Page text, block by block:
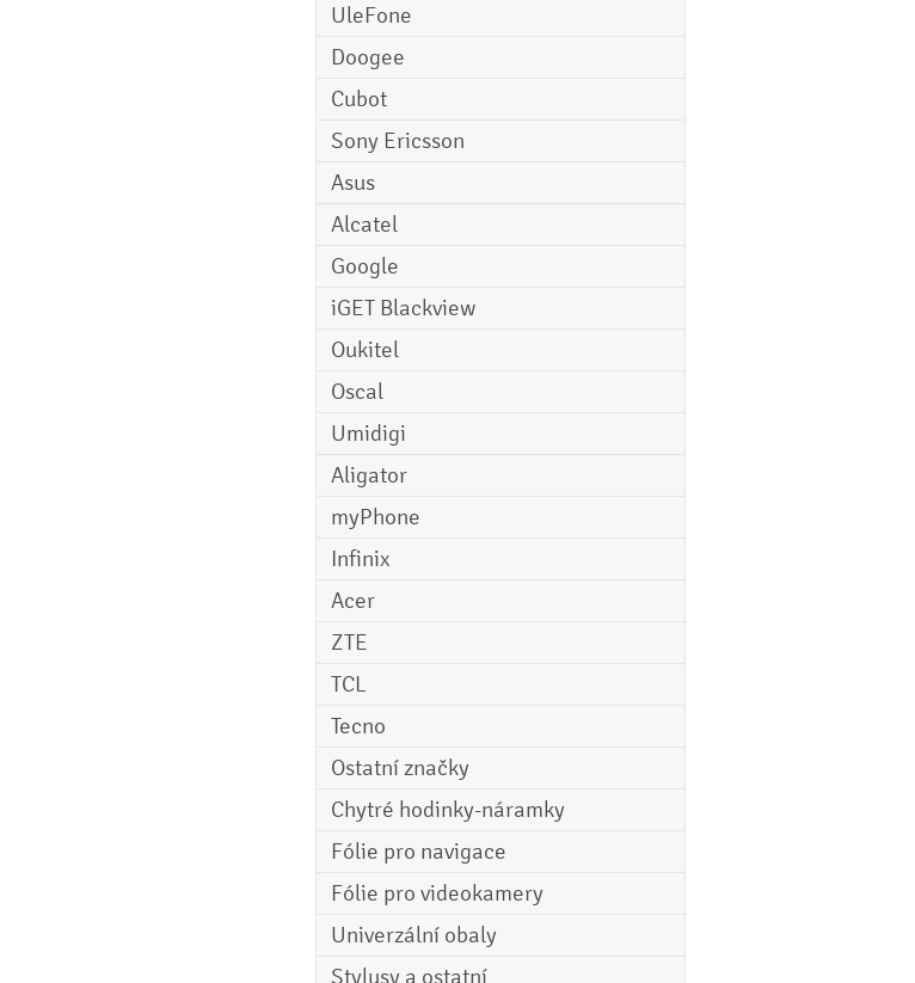
UleFone
Doogee
Cubot
Sony Ericsson
Asus
Alcatel
Google
iGET Blackview
Oukitel
Oscal
Umidigi
Aligator
myPhone
Infinix
Acer
ZTE
TCL
Tecno
Ostatní značky
Chytré hodinky-náramky
Fólie pro navigace
Fólie pro videokamery
Univerzální obaly
Stylusy a ostatní